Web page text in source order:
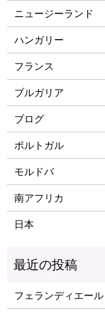
ニュージーランド
ハンガリー
フランス
ブルガリア
ブログ
ポルトガル
モルドバ
南アフリカ
日本
フェランディエー